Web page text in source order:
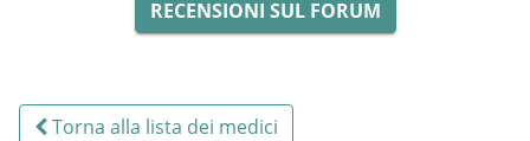
RECENSIONI SUL FORUM
Torna alla lista dei medici